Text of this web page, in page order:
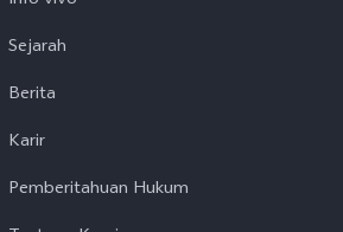
Sejarah
Berita
Karir
Pemberitahuan Hukum